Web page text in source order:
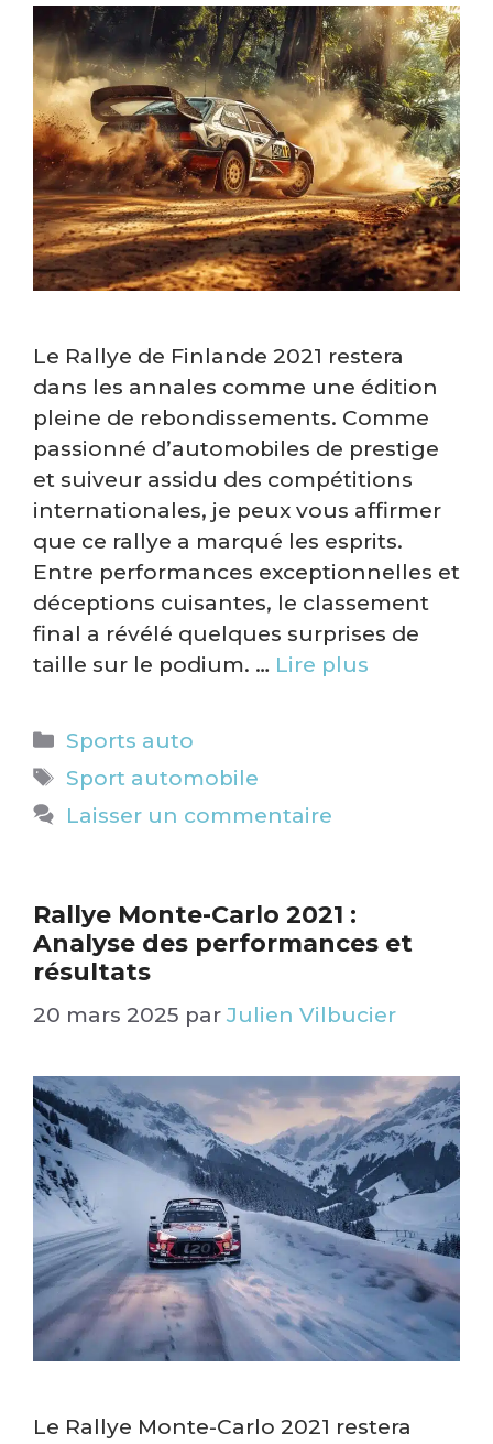
Le Rallye de Finlande 2021 restera
dans les annales comme une édition
pleine de rebondissements. Comme
passionné d’automobiles de prestige
et suiveur assidu des compétitions
internationales, je peux vous affirmer
que ce rallye a marqué les esprits.
Entre performances exceptionnelles et
déceptions cuisantes, le classement
final a révélé quelques surprises de
taille sur le podium. … Lire plus
Catégories
Sports auto
Étiquettes
Sport automobile
Laisser un commentaire
Rallye Monte-Carlo 2021 :
Analyse des performances et
résultats​
20 mars 2025 par Julien Vilbucier
Le Rallye Monte-Carlo 2021 restera